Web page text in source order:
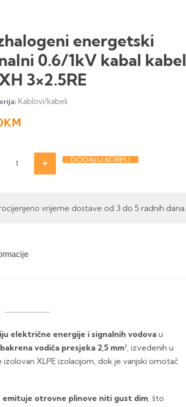
energetski
0.6/1kV kabal kabel
3×2.5RE
Kablovi/kabeli
KM
DODAJ U KORPU
vrijeme dostave od 3 do 5 radnih dana.
električne energije i signalnih vodovau
vodiča presjeka 2,5 mm² , izvedenih u
izolovan XLPE izolacijom, dok je vanjski omotač
emituje otrovne plinove niti gust dim , što